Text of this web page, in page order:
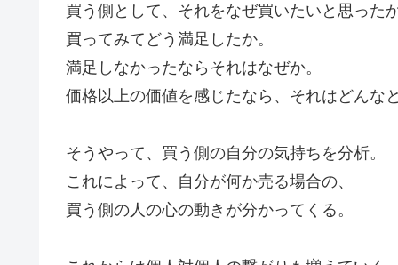
買う側として、それをなぜ買いたいと思ったか
買ってみてどう満足したか。
満足しなかったならそれはなぜか。
価格以上の価値を感じたなら、それはどんな
そうやって、買う側の自分の気持ちを分析。
これによって、自分が何か売る場合の、
買う側の人の心の動きが分かってくる。